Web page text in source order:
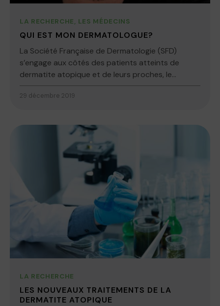
LA RECHERCHE, LES MÉDECINS
QUI EST MON DERMATOLOGUE?
La Société Française de Dermatologie (SFD)
s’engage aux côtés des patients atteints de
dermatite atopique et de leurs proches, le...
29 décembre 2019
LA RECHERCHE
LES NOUVEAUX TRAITEMENTS DE LA
DERMATITE ATOPIQUE